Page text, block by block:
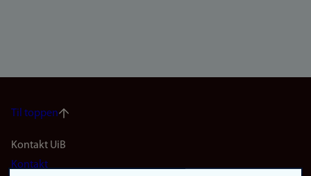
Til toppen
Footer
Kontakt UiB
Kontakt